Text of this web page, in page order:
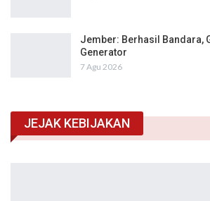
Jember: Berhasil Bandara,
Generator
7 Agu 2026
JEJAK KEBIJAKAN